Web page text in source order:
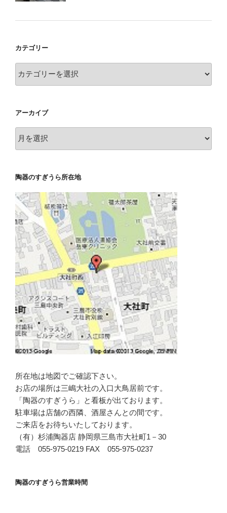
カテゴリー
テ
ー
アーカイブ
ー
ブ
陶器のすぎうら所在地
所在地は地図でご確認下さい。
お店の場所は三嶋大社の入口大鳥居前です。
「陶器のすぎうら」と看板が出ております。
駐車場は店舗の西隣、酒屋さんとの間です。
ご来店をお待ちいたしております。
（有）杉浦陶器店 静岡県三島市大社町1－30
電話 055-975-0219 FAX 055-975-0237
陶器のすぎうら営業時間